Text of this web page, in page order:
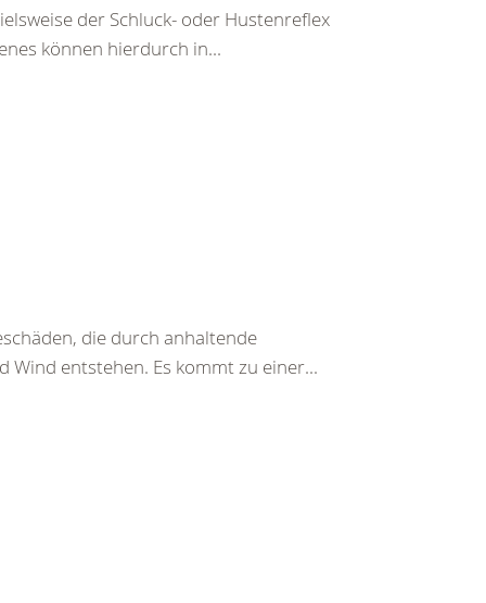
der Schluck- oder Hustenreflex
können hierdurch in...
die durch anhaltende
entstehen. Es kommt zu einer...